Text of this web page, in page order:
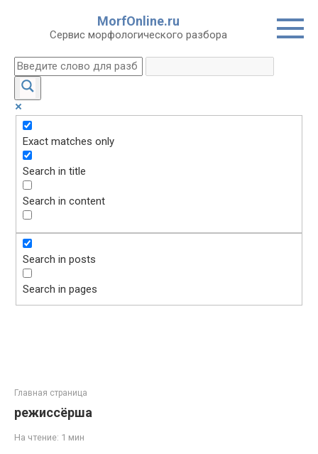
MorfOnline.ru
Сервис морфологического разбора
Exact matches only
Search in title
Search in content
Search in posts
Search in pages
Главная страница
режиссёрша
На чтение: 1 мин